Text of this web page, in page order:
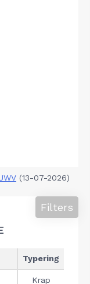
(13-07-2026)
Filters